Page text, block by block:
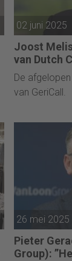
02 juni 2025
Joost
van Dutch
De
van GeriCall.
26 mei 2025
Pieter
Group):